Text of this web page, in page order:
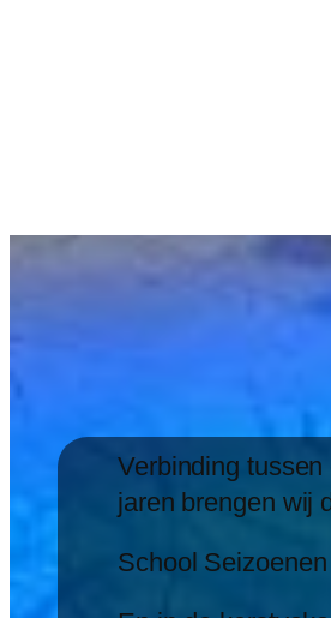
Verbinding
jaren brengen wij
School